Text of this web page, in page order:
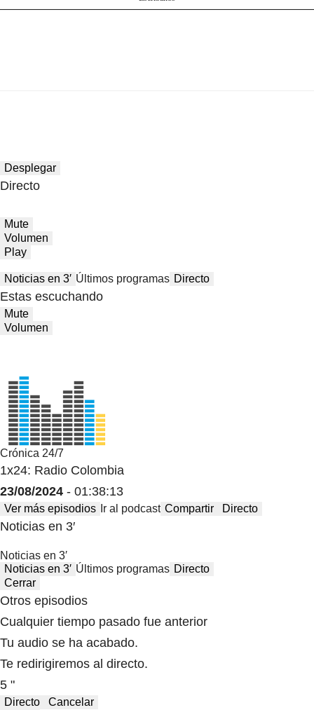
Desplegar
Directo
Mute
Volumen
Play
Noticias en 3′ Últimos programas Directo
Estas escuchando
Mute
Volumen
Crónica 24/7
1x24: Radio Colombia
23/08/2024 - 01:38:13
Ver más episodios Ir al podcast Compartir Directo
Noticias en 3′
Noticias en 3′
Noticias en 3′ Últimos programas Directo
Cerrar
Otros episodios
Cualquier tiempo pasado fue anterior
Tu audio se ha acabado.
Te redirigiremos al directo.
5 "
Directo Cancelar